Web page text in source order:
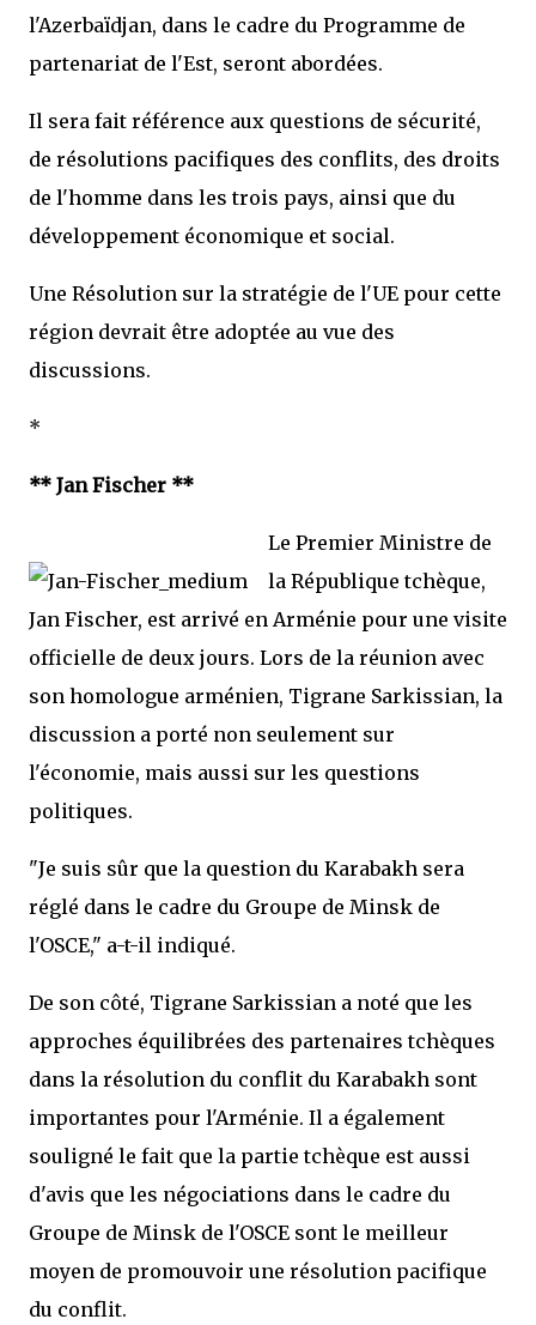
l'Azerbaïdjan, dans le cadre du Programme de
partenariat de l'Est, seront abordées.
Il sera fait référence aux questions de sécurité,
de résolutions pacifiques des conflits, des droits
de l'homme dans les trois pays, ainsi que du
développement économique et social.
Une Résolution sur la stratégie de l'UE pour cette
région devrait être adoptée au vue des
discussions.
*
** Jan Fischer **
Le Premier Ministre de
la République tchèque,
Jan Fischer, est arrivé en Arménie pour une visite
officielle de deux jours. Lors de la réunion avec
son homologue arménien, Tigrane Sarkissian, la
discussion a porté non seulement sur
l'économie, mais aussi sur les questions
politiques.
"Je suis sûr que la question du Karabakh sera
réglé dans le cadre du Groupe de Minsk de
l'OSCE," a-t-il indiqué.
De son côté, Tigrane Sarkissian a noté que les
approches équilibrées des partenaires tchèques
dans la résolution du conflit du Karabakh sont
importantes pour l'Arménie. Il a également
souligné le fait que la partie tchèque est aussi
d'avis que les négociations dans le cadre du
Groupe de Minsk de l'OSCE sont le meilleur
moyen de promouvoir une résolution pacifique
du conflit.